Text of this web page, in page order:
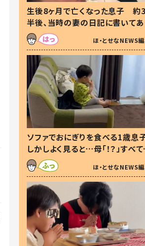
生後8ヶ月で亡くなった息子 約
半後、当時の妻の日記に書いて
た本音とは
ほ・とせなNEWS
ソファでおにぎりを食べる1歳息
しかしよく見ると…母「！？」すべ
察した母の投稿に「可愛いから許
す！」「現行犯〜」
ほ・とせなNEWS